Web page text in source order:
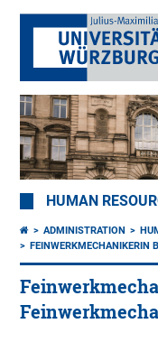
HUMAN
ADMINISTRATION
FEINWERKMECHANIKERIN